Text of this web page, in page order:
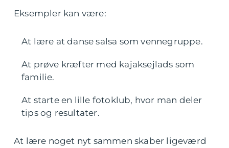
Eksempler kan være:
At lære at danse salsa som vennegruppe.
At prøve kræfter med kajaksejlads som
familie.
At starte en lille fotoklub, hvor man deler
tips og resultater.
At lære noget nyt sammen skaber ligeværd